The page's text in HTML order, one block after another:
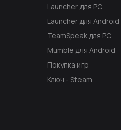
Launcher для PC
Launcher для Android
TeamSpeak для PC
Mumble для Android
Покупка игр
Ключ - Steam